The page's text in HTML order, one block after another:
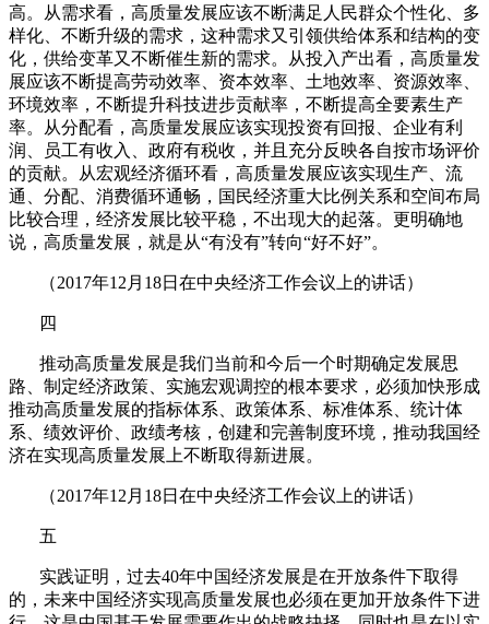
高。从需求看，高质量发展应该不断满足人民群众个性化、多
样化、不断升级的需求，这种需求又引领供给体系和结构的变
化，供给变革又不断催生新的需求。从投入产出看，高质量发
展应该不断提高劳动效率、资本效率、土地效率、资源效率、
环境效率，不断提升科技进步贡献率，不断提高全要素生产
率。从分配看，高质量发展应该实现投资有回报、企业有利
润、员工有收入、政府有税收，并且充分反映各自按市场评价
的贡献。从宏观经济循环看，高质量发展应该实现生产、流
通、分配、消费循环通畅，国民经济重大比例关系和空间布局
比较合理，经济发展比较平稳，不出现大的起落。更明确地
说，高质量发展，就是从“有没有”转向“好不好”。
（2017年12 月 18日在中央经济工作会议上的讲话）
四
推动高质量发展是我们当前和今后一个时期确定发展思
路、制定经济政策、实施宏观调控的根本要求，必须加快形成
推动高质量发展的指标体系、政策体系、标准体系、统计体
系、绩效评价、政绩考核，创建和完善制度环境，推动我国经
济在实现高质量发展上不断取得新进展。
（2017年12 月 18日在中央经济工作会议上的讲话）
五
实践证明，过去40年中国经济发展是在开放条件下取得
的，未来中国经济实现高质量发展也必须在更加开放条件下进